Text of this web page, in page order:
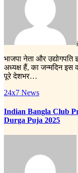
भाजपा नेता और उद्योगपति ज्ञान प्रकाश सिंह, जो मॉडर्न ग्रुप ऑफ़ कंपनीज के
अध्यक्ष हैं, का जन्मदिन इस
पूरे देशभर…
24x7 News
Indian Bangla Club
Durga Puja 2025